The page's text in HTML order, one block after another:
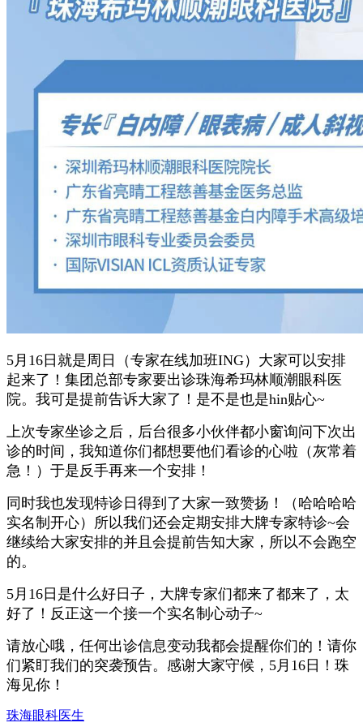
5月16日就是周日（专家在线加班ING）大家可以安排
起来了！集团总部专家要出诊珠海希玛林顺潮眼科医
院。我可是提前告诉大家了！是不是也是hin贴心~
上次专家坐诊之后，后台很多小伙伴都小窗询问下次出
诊的时间，我知道你们都想要他们看诊的心啦（灰常着
急！）于是反手再来一个安排！
同时我也发现特诊日得到了大家一致赞扬！（哈哈哈哈
实名制开心）所以我们还会定期安排大牌专家特诊~会
继续给大家安排的并且会提前告知大家，所以不会跑空
的。
5月16日是什么好日子，大牌专家们都来了都来了，太
好了！反正这一个接一个实名制心动子~
请放心哦，任何出诊信息变动我都会提醒你们的！请你
们紧盯我们的突袭预告。感谢大家守候，5月16日！珠
海见你！
珠海眼科医生